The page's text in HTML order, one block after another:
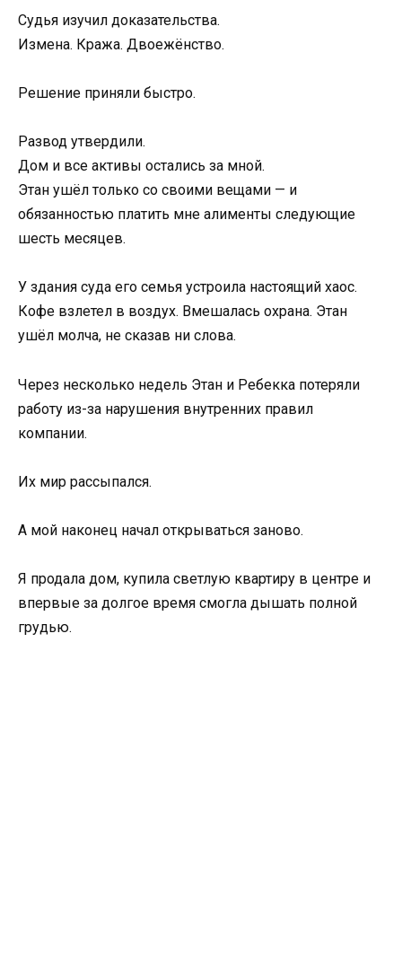
Судья изучил доказательства.
Измена. Кража. Двоежёнство.
Решение приняли быстро.
Развод утвердили.
Дом и все активы остались за мной.
Этан ушёл только со своими вещами — и
обязанностью платить мне алименты следующие
шесть месяцев.
У здания суда его семья устроила настоящий хаос.
Кофе взлетел в воздух. Вмешалась охрана. Этан
ушёл молча, не сказав ни слова.
Через несколько недель Этан и Ребекка потеряли
работу из-за нарушения внутренних правил
компании.
Их мир рассыпался.
А мой наконец начал открываться заново.
Я продала дом, купила светлую квартиру в центре и
впервые за долгое время смогла дышать полной
грудью.